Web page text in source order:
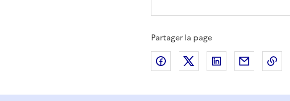
Partager la page
Partager sur Facebook
Partager sur XPartager surPartager